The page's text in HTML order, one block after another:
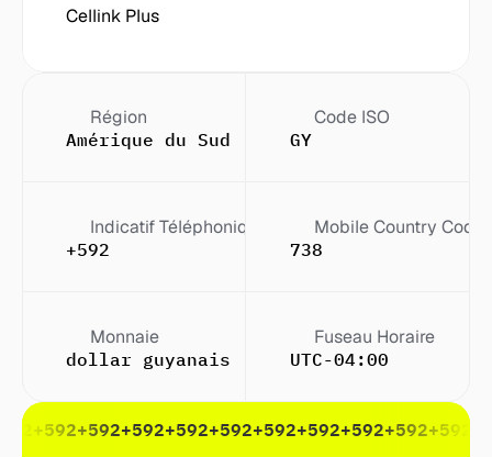
Cellink Plus
Région
Amérique du Sud
Code ISO
GY
Indicatif Téléphonique
+592
Mobile Country Code
738
Monnaie
dollar guyanais ($)
Fuseau Horaire
UTC-04:00
+592+592+592+592+592+592+592+592+592+592